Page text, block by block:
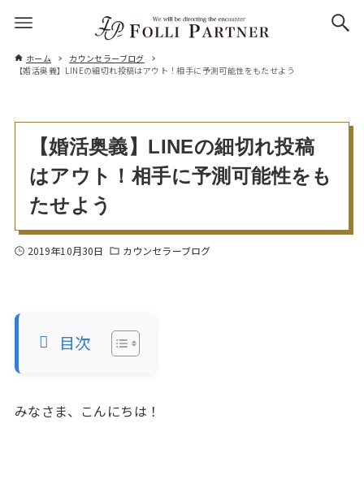
ホーム
カウンセラーブログ
【婚活奥義】LINEの細切れ投稿はアウト！相手に予測可能性をもたせよう
【婚活奥義】LINEの細切れ投稿
はアウト！相手に予測可能性をも
たせよう
2019年10月30日 カウンセラーブログ
目次
みなさま、こんにちは！